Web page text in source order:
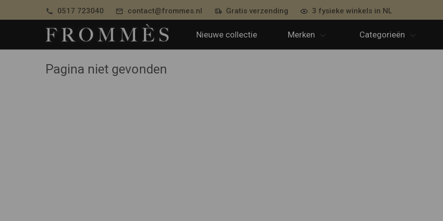
0517 723040 contact@frommes.nl Gratis verzending 3 fysieke winkels in NL
Nieuwe collectie Merken Categorieën
Pagina niet gevonden